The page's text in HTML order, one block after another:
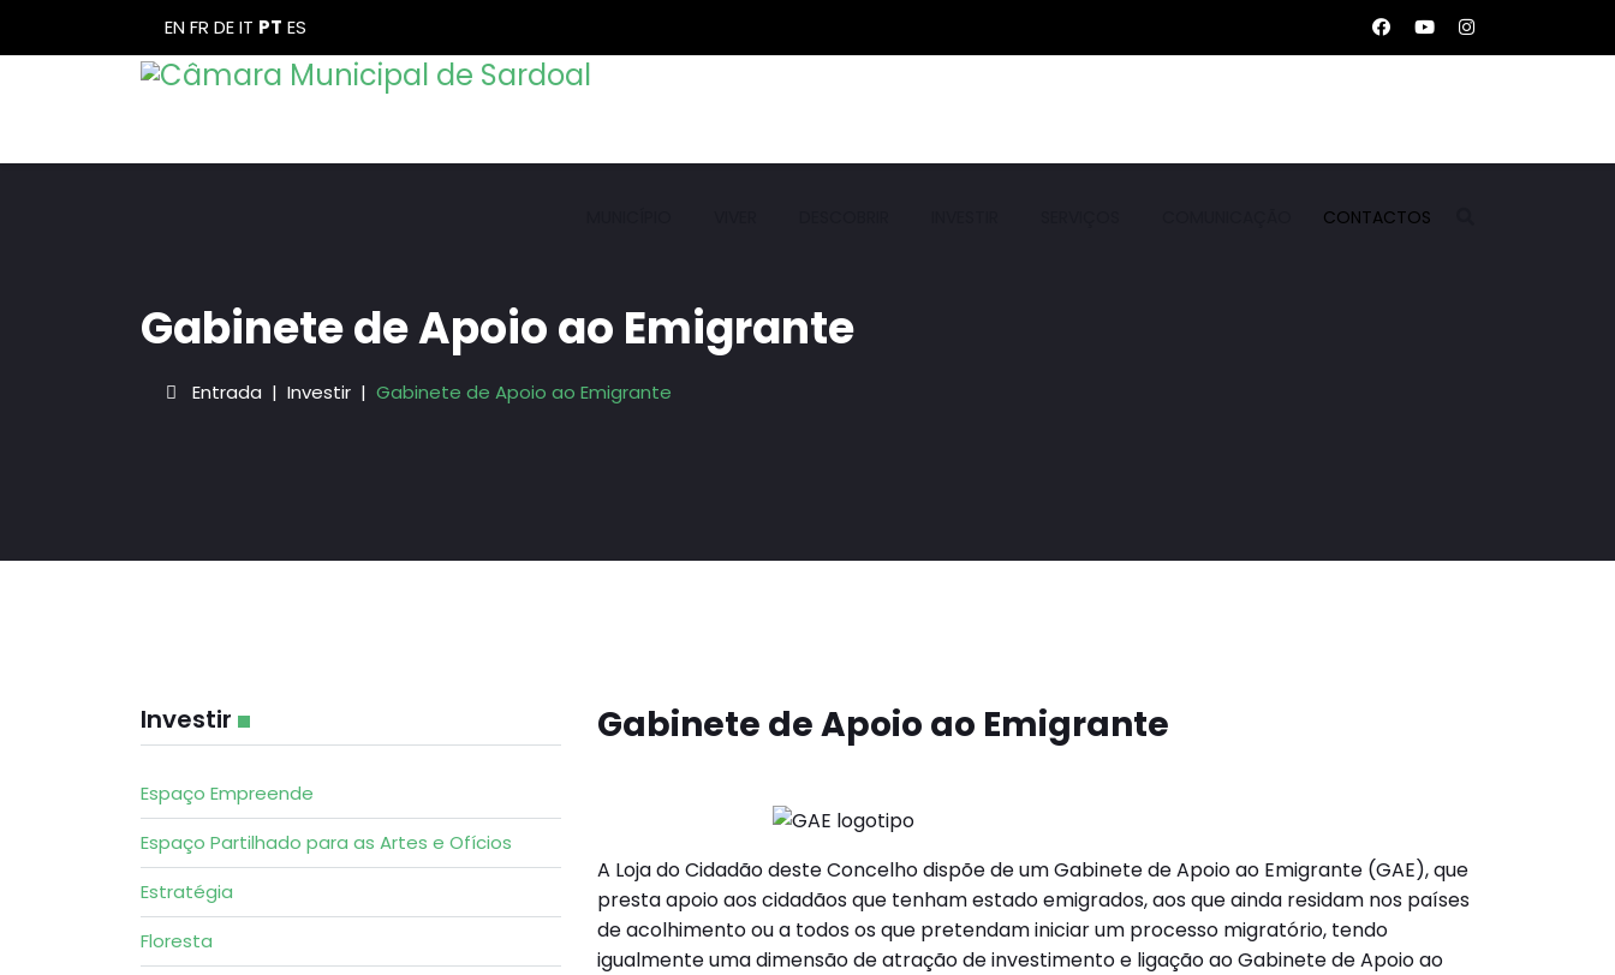
ENFR DEIT PT ES
CONTACTOS
Gabinete de Apoio ao Emigrante
Entrada Investir Gabinete de Apoio ao Emigrante
Investir
Espaço Empreende
Espaço Partilhado para as Artes e Ofícios
Estratégia
Floresta
Gabinete de Apoio ao Emigrante
A Loja do Cidadão deste Concelho dispõe de um Gabinete de Apoio ao Emigrante (GAE), que
presta apoio aos cidadãos que tenham estado emigrados, aos que ainda residam nos países
de acolhimento ou a todos os que pretendam iniciar um processo migratório, tendo
igualmente uma dimensão de atração de investimento e ligação ao Gabinete de Apoio ao